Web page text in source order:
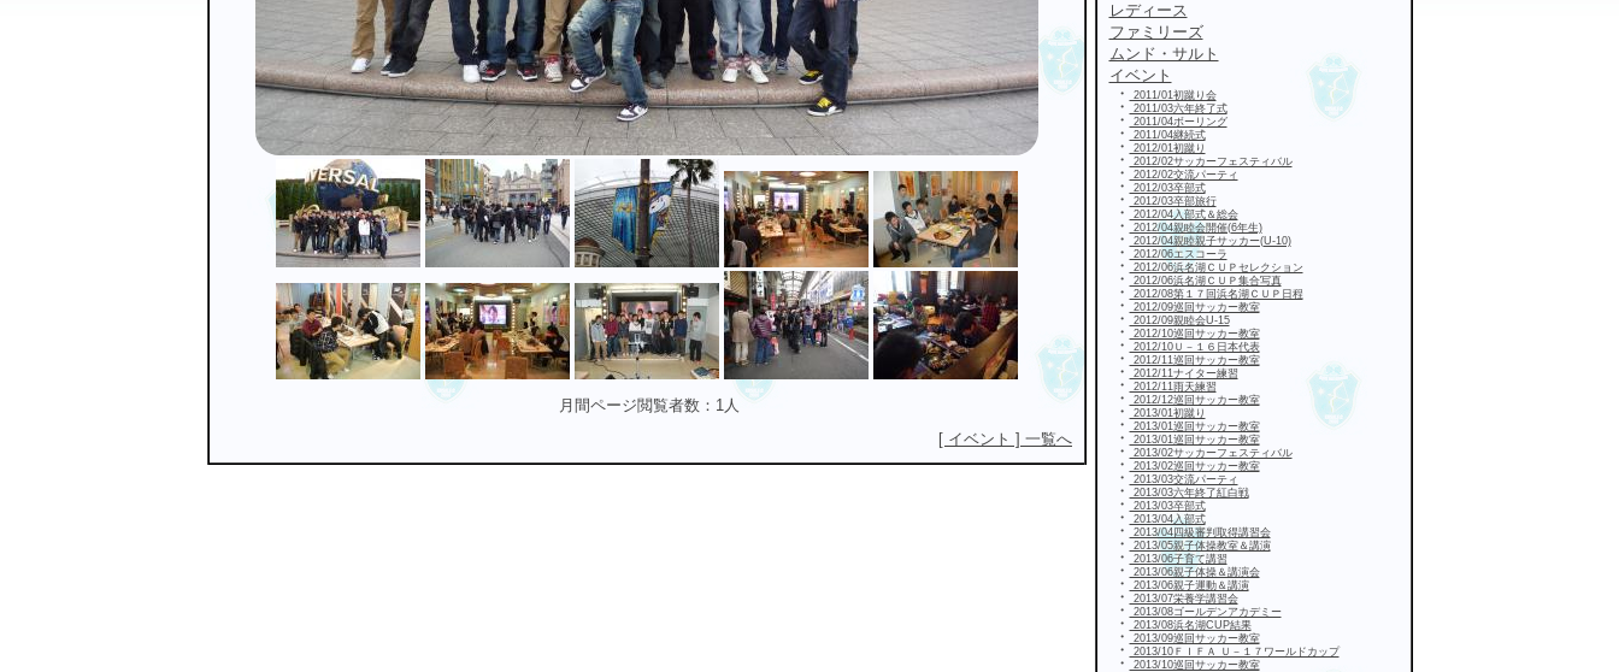
月間ページ閲覧者数：1人
[ イベント ] 一覧へ
レディース
ファミリーズ
ムンド・サルト
イベント
・
2011/01初蹴り会
・ 2011/03六年終了式
・ 2011/04ボーリング
・ 2011/04継続式
・ 2012/01初蹴り
・ 2012/02サッカーフェスティバル
・ 2012/02交流パーティ
・ 2012/03卒部式
・ 2012/03卒部旅行
・ 2012/04入部式＆総会
・ 2012/04親睦会開催(6年生)
・ 2012/04親睦親子サッカー(U-10)
・ 2012/06エスコーラ
・ 2012/06浜名湖ＣＵＰセレクション
・ 2012/06浜名湖ＣＵＰ集合写真
・ 2012/08第１７回浜名湖ＣＵＰ日程
・ 2012/09巡回サッカー教室
・ 2012/09親睦会U-15
・ 2012/10巡回サッカー教室
・ 2012/10Ｕ－１６日本代表
・ 2012/11巡回サッカー教室
・ 2012/11ナイター練習
・ 2012/11雨天練習
・ 2012/12巡回サッカー教室
・ 2013/01初蹴り
・ 2013/01巡回サッカー教室
・ 2013/01巡回サッカー教室
・ 2013/02サッカーフェスティバル
・ 2013/02巡回サッカー教室
・ 2013/03交流パーティ
・ 2013/03六年終了紅白戦
・ 2013/03卒部式
・ 2013/04入部式
・ 2013/04四級審判取得講習会
・ 2013/05親子体操教室＆講演
・ 2013/06子育て講習
・ 2013/06親子体操＆講演会
・ 2013/06親子運動＆講演
・ 2013/07栄養学講習会
・ 2013/08ゴールデンアカデミー
・ 2013/08浜名湖CUP結果
・ 2013/09巡回サッカー教室
・ 2013/10ＦＩＦＡ Ｕ－１７ワールドカップ
・ 2013/10巡回サッカー教室